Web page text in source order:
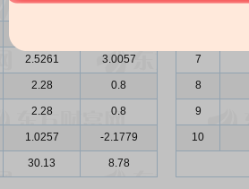
1.3685 0.4796
2.5261 3.0057
2.28 0.8
2.28 0.8
1.0257 -2.1779
30.13 8.78
5
7
8
9
10